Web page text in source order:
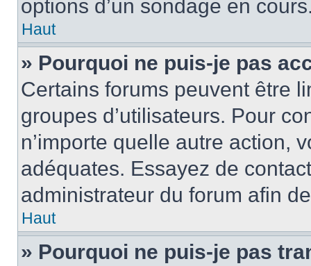
options d’un sondage en
Haut
» Pourquoi ne puis-je pas
Certains forums peuvent être
groupes d’utilisateurs. Pour
n’importe quelle autre action,
adéquates. Essayez de
administrateur du forum afin
Haut
» Pourquoi ne puis-je pas